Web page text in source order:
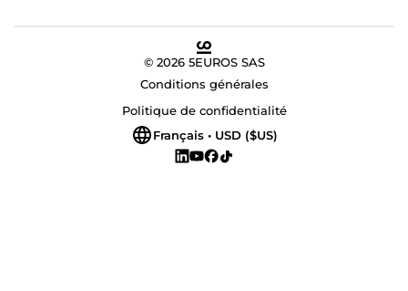
© 2026 5EUROS SAS
Conditions générales
Politique de confidentialité
Français • USD ($US)